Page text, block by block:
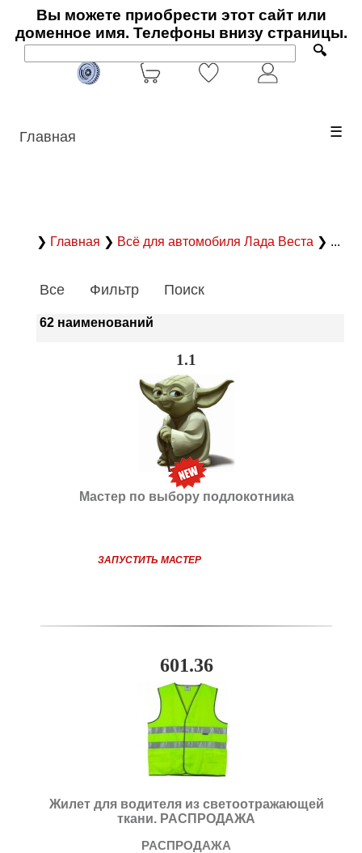
Вы можете приобрести этот сайт или
доменное имя. Телефоны внизу страницы.
🔍
Главная ☰
❯ Главная ❯ Всё для автомобиля Лада Веста ❯ ...
Все Фильтр Поиск
62 наименований
1.1
Мастер по выбору подлокотника
ЗАПУСТИТЬ МАСТЕР
601.36
Жилет для водителя из светоотражающей
ткани. РАСПРОДАЖА
РАСПРОДАЖА